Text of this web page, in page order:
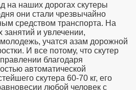
на наших дорогах скутеры
они стали чрезвычайно
средством транспорта. На
занятий и увлечении,
учатся азам дорожной
И все потому, что скутер
благодаря
автоматической
скутера 60-70 кг, его
любой человек с